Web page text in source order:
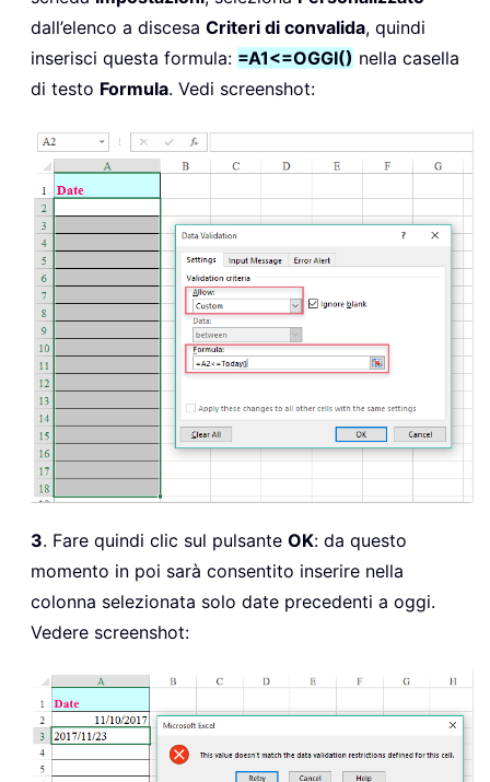
dall’elenco a discesa Criteri di convalida, quindi
inserisci questa formula: =A1<=OGGI() nella casella
di testo Formula. Vedi screenshot:
3. Fare quindi clic sul pulsante OK: da questo
momento in poi sarà consentito inserire nella
colonna selezionata solo date precedenti a oggi.
Vedere screenshot: